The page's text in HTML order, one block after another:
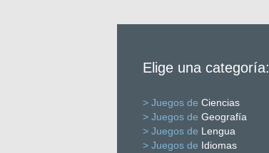
Elige una categoría:
> Juegos de Ciencias
> Juegos de Geografía
> Juegos de Lengua
> Juegos de Idiomas